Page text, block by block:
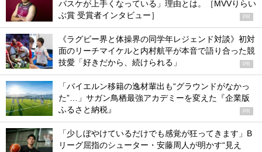
バスケが上手くなっている」理由とは。［MVVりらい
ぶ賞 受賞者インタビュー］
PR
《ラグビー界と体操界の同学年レジェンド対談》初対
面のリーチマイケルと内村航平が本音で語り合った競
技愛「好きだから、続けられる」
PR
「バイエルン移籍の逸材輩出も“グラウンドがなかっ
た”…」サガン鳥栖最強アカデミーを変えた『企業版
ふるさと納税』
PR
「少しぼやけているだけでも感覚が狂ってきます」B
リーグ屈指のシューター・安藤周人が明かす“見え